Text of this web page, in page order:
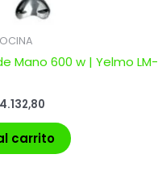
Mano 600 w | Yelmo LM-
4.132,80
carrito